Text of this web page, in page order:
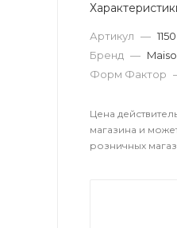
Артикул —
Бренд —
Форм Фактор
Цена
магазина и
розничных